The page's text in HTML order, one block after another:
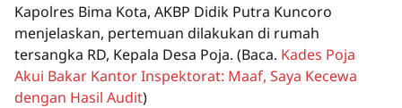
Kapolres Bima Kota, AKBP Didik Putra Kuncoro
menjelaskan, pertemuan dilakukan di rumah
tersangka RD, Kepala Desa Poja. (Baca. Kades Poja
Akui Bakar Kantor Inspektorat: Maaf, Saya Kecewa
dengan Hasil Audit)